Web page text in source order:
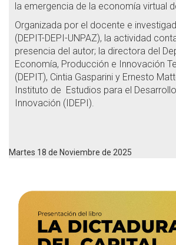
la emergencia de la economía virtual
Organizada por el docente e
(DEPIT-DEPI-UNPAZ), la actividad
presencia del autor; la directora del
Economía, Producción e Innovación
(DEPIT), Cintia Gasparini y Ernesto
Instituto de Estudios para el
Innovación (IDEPI).
Martes 18 de Noviembre de 2025